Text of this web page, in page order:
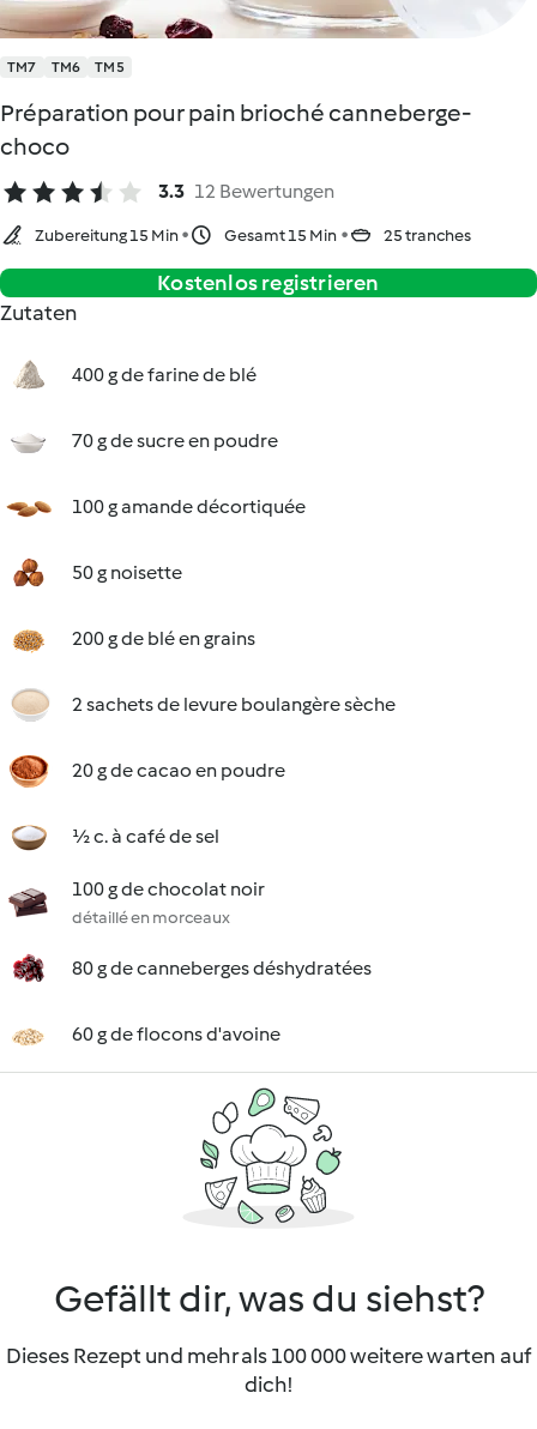
TM7 TM6 TM5
Préparation pour pain brioché canneberge-
choco
3.3 12 Bewertungen
Zubereitung 15 Min Gesamt 15 Min 25 tranches
Kostenlos registrieren
Zutaten
400 g de farine de blé
70 g de sucre en poudre
100 g amande décortiquée
50 g noisette
200 g de blé en grains
2 sachets de levure boulangère sèche
20 g de cacao en poudre
½ c. à café de sel
100 g de chocolat noir
détaillé en morceaux
80 g de canneberges déshydratées
60 g de flocons d'avoine
Gefällt dir, was du siehst?
Dieses Rezept und mehr als 100 000 weitere warten auf
dich!